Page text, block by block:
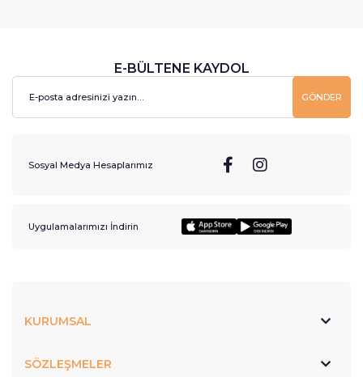
E-BÜLTENE KAYDOL
GÖNDER
Sosyal Medya Hesaplarımız
Uygulamalarımızı İndirin
KURUMSAL
SÖZLEŞMELER